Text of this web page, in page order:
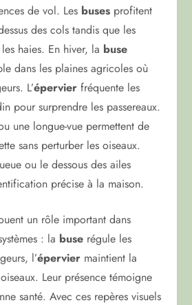
de vol. Les buses profitent
des cols tandis que les
haies. En hiver, la buse
dans les plaines agricoles où
L’épervier fréquente les
pour surprendre les passereaux.
une longue-vue permettent de
sans perturber les oiseaux.
ou le dessous des ailes
précise à la maison.
un rôle important dans
: la buse régule les
l’épervier maintient la
Leur présence témoigne
santé. Avec ces repères visuels